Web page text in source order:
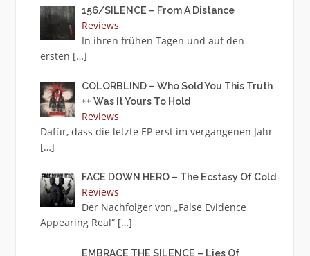
156/SILENCE – From A Distance
Reviews
In ihren frühen Tagen und auf den
ersten […]
COLORBLIND – Who Sold You This Truth
++ Was It Yours To Hold
Reviews
Dafür, dass die letzte EP erst im vergangenen Jahr
[…]
FACE DOWN HERO – The Ecstasy Of Cold
Reviews
Der Nachfolger von „False Evidence
Appearing Real“ […]
EMBRACE THE SILENCE – Lies Of